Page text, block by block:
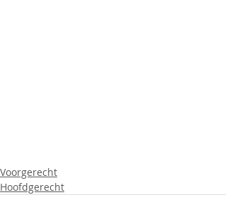
Voorgerecht
Hoofdgerecht